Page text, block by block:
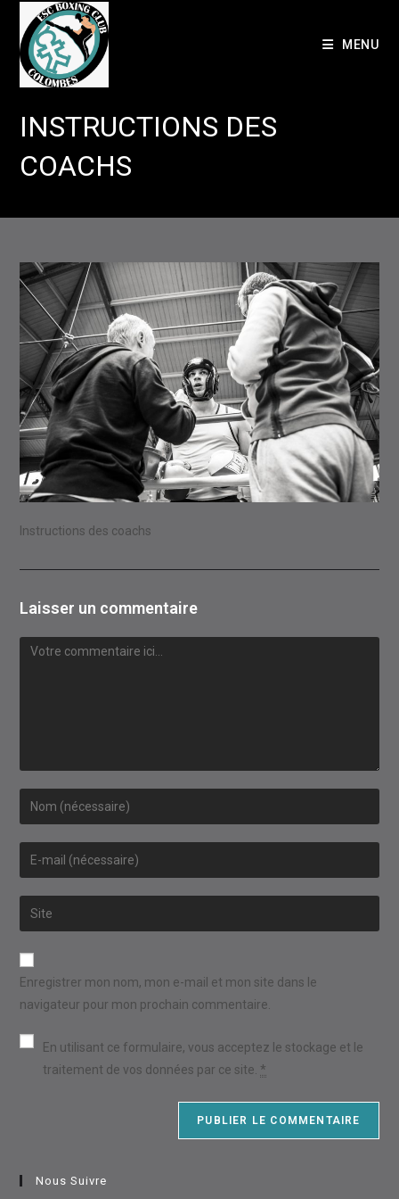
content
MENU
INSTRUCTIONS DES
COACHS
Instructions des coachs
Laisser un commentaire
Comment
Enter
your
name
comment
Enter
your
email
address
comment
Saisir
l’URL
de
Enregistrer mon nom, mon e-mail et mon site dans le
navigateur pour mon prochain commentaire.
En utilisant ce formulaire, vous acceptez le stockage et le
traitement de vos données par ce site. *
Nous Suivre